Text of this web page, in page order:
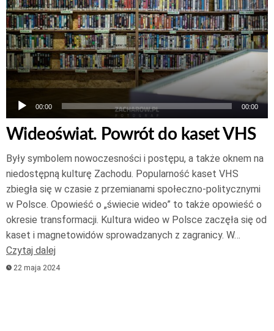
00:00 00:00
Wideoświat. Powrót do kaset VHS
Były symbolem nowoczesności i postępu, a także oknem na
niedostępną kulturę Zachodu. Popularność kaset VHS
zbiegła się w czasie z przemianami społeczno-politycznymi
w Polsce. Opowieść o „świecie wideo” to także opowieść o
okresie transformacji. Kultura wideo w Polsce zaczęła się od
kaset i magnetowidów sprowadzanych z zagranicy. W…
Czytaj dalej
22 maja 2024